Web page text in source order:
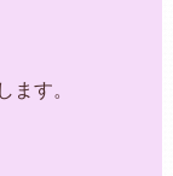
ます。